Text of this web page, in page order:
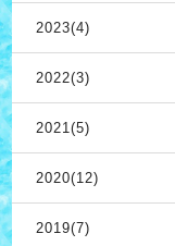
2023(4)
2022(3)
2021(5)
2020(12)
2019(7)